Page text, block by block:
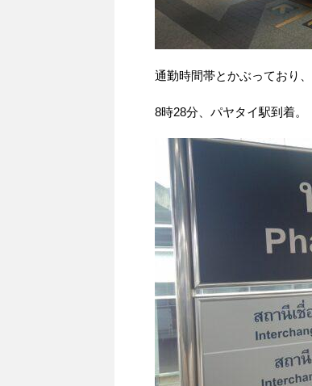
通勤時間帯とかぶっており
8時28分、パヤタイ駅到着。